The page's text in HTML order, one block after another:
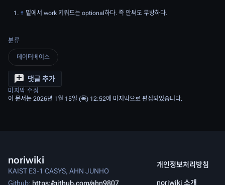
↑ 밑에서 work 키워드는 optional하다. 즉 안써도 무방하다.
분류
데이터베이스
댓글 추가
마지막 수정
이 문서는 2026년 1월 15일 (목) 12:52에 마지막으로 편집되었습니다.
noriwiki
KAIST E3-1 CASYS, AHN JUNHO
Github: https://github.com/ahn9807
개인정보처리방침
noriwiki 소개